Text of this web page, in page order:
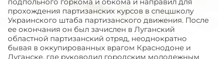
прохождения партизанских курсов в спецшколу
Украинского штаба партизанского движения. После
ее окончания он был зачислен в Луганский
областной партизанский отряд, неоднократно
бывая в оккупированных врагом Краснодоне и
Луганске, где руководил городским молодежным